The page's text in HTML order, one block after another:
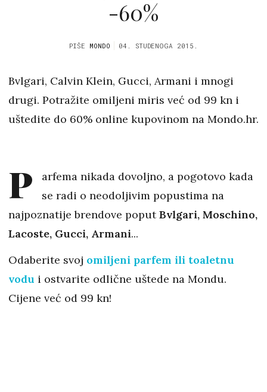
-60%
PIŠE MONDO 04. STUDENOGA 2015.
Bvlgari, Calvin Klein, Gucci, Armani i mnogi
drugi. Potražite omiljeni miris već od 99 kn i
uštedite do 60% online kupovinom na Mondo.hr.
P
arfema nikada dovoljno, a pogotovo kada
se radi o neodoljivim popustima na
najpoznatije brendove poputBvlgari, Moschino,
Lacoste, Gucci, Armani...
Odaberite svoj omiljeni parfem ili toaletnu
vodu i ostvarite odlične uštede na Mondu.
Cijene već od 99 kn!